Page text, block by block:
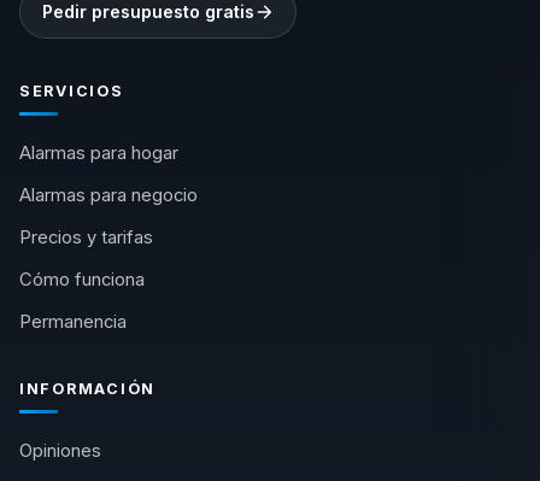
Pedir presupuesto gratis
SERVICIOS
Alarmas para hogar
Alarmas para negocio
Precios y tarifas
Cómo funciona
Permanencia
INFORMACIÓN
Opiniones